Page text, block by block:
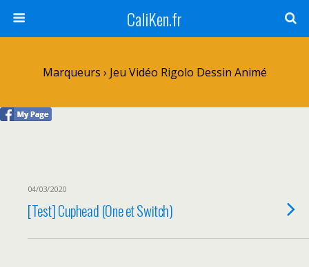
CaliKen.fr
Marqueurs › Jeu Vidéo Rigolo Dessin Animé
04/03/2020
[Test] Cuphead (One et Switch)